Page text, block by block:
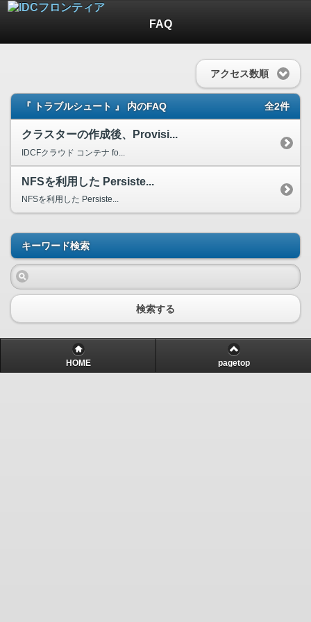
FAQ
アクセス数順
『 トラブルシュート 』 内のFAQ 全2件
クラスターの作成後、Provisi...
IDCFクラウド コンテナ fo...
NFSを利用した Persiste...
NFSを利用した Persiste...
キーワード検索
検索する
HOME pagetop